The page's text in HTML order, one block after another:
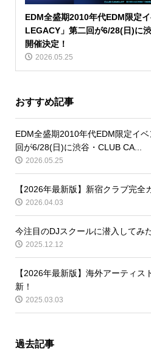
EDM全盛期2010年代EDM限定
LEGACY」第二回が6/28(日)に
開催決定！
2026.05.25
おすすめ記事
EDM全盛期2010年代EDM限定イ
回が6/28(日)に渋谷・CLUB CA...
2026.05.25
【2026年最新版】新宿クラブ完全
2026.04.03
今注目のDJスクールに潜入してみ
2025.12.12
【2026年最新版】海外アーティス
新！
2025.03.03
過去記事